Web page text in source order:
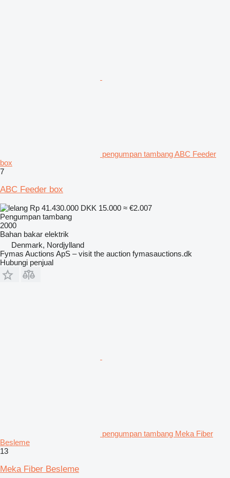
pengumpan tambang ABC Feeder
box
7
ABC Feeder box
Rp 41.430.000 DKK 15.000 ≈ €2.007
Pengumpan tambang
2000
Bahan bakar elektrik
Denmark, Nordjylland
Fymas Auctions ApS – visit the auction fymasauctions.dk
Hubungi penjual
pengumpan tambang Meka Fiber
Besleme
13
Meka Fiber Besleme